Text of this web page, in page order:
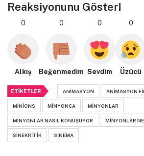
Reaksiyonunu Göster!
0
Alkış
0
Beğenmedim
0
Sevdim
0
Üzücü
ETIKETLER ANIMASYON ANIMASYON
MINIONS MINYONCA MINYONLAR
MINYONLAR NASIL KONUŞUYOR MINYONLAR
SINEKRITIK SINEMA